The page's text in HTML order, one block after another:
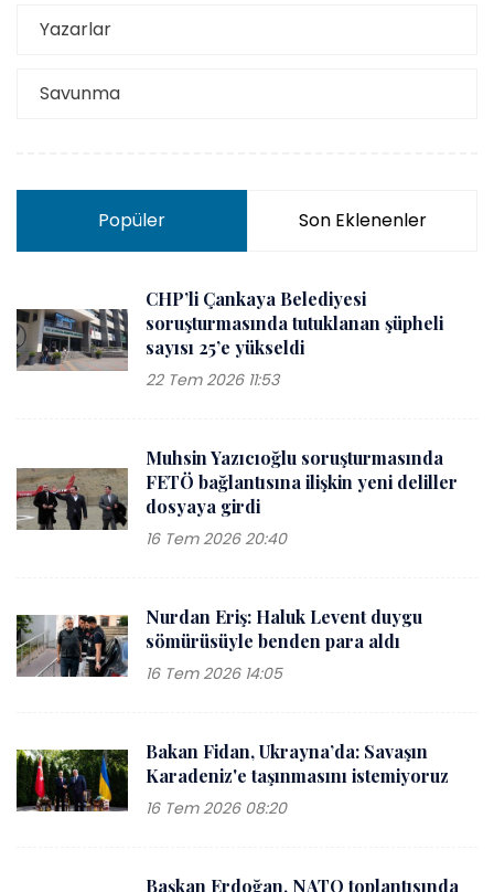
Yazarlar
Savunma
Popüler Son Eklenenler
CHP’li Çankaya Belediyesi
soruşturmasında tutuklanan şüpheli
sayısı 25’e yükseldi
22 Tem 2026 11:53
Muhsin Yazıcıoğlu soruşturmasında
FETÖ bağlantısına ilişkin yeni deliller
dosyaya girdi
16 Tem 2026 20:40
Nurdan Eriş: Haluk Levent duygu
sömürüsüyle benden para aldı
16 Tem 2026 14:05
Bakan Fidan, Ukrayna’da: Savaşın
Karadeniz'e taşınmasını istemiyoruz
16 Tem 2026 08:20
Başkan Erdoğan, NATO toplantısında